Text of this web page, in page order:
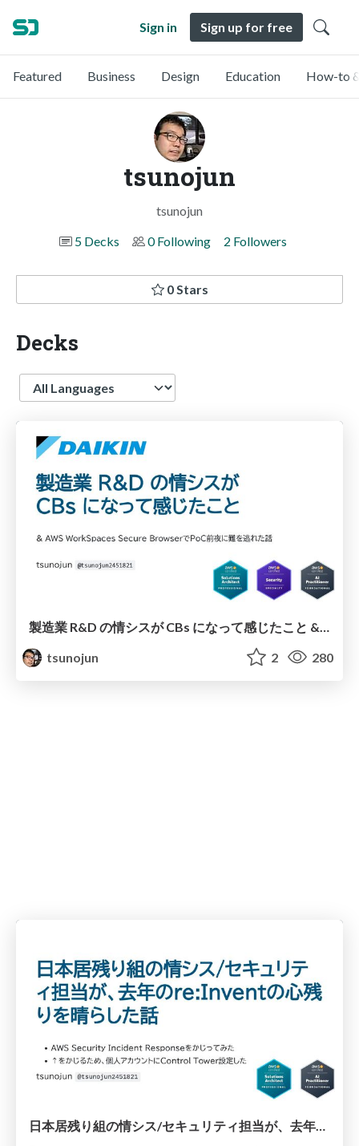
Sign in Sign up for free
Featured Business Design Education How-to
tsunojun
tsunojun
5 Decks
0 Following 2 Followers
0 Stars
Decks
Language
tsunojun
2 280
日本居残り組の情シス/セキュリティ担当が、去年のre:Inventの心残りを晴らした話 ~AWS Security Incident Responseをかじってみた~